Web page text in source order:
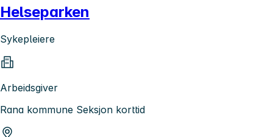
Helseparken
Sykepleiere
Arbeidsgiver
Rana kommune Seksjon korttid